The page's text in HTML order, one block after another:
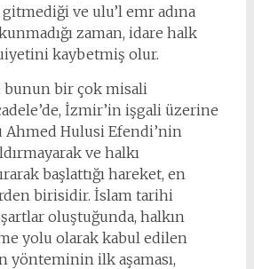
ve ulu’l emr adına
zaman, idare halk
kaybetmiş olur.
bir çok misali
İzmir’in işgali üzerine
Hulusi Efendi’nin
ve halkı
başlattığı hareket, en
birisidir. İslam tarihi
oluştuğunda, halkın
yolu olarak kabul edilen
yönteminin ilk aşaması,